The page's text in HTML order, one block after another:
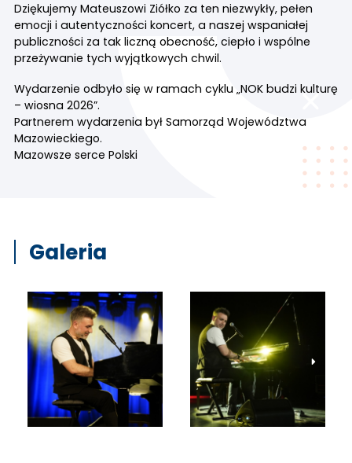
Dziękujemy Mateuszowi Ziółko za ten niezwykły, pełen
emocji i autentyczności koncert, a naszej wspaniałej
publiczności za tak liczną obecność, ciepło i wspólne
przeżywanie tych wyjątkowych chwil.
Wydarzenie odbyło się w ramach cyklu „NOK budzi kulturę
– wiosna 2026”.
Partnerem wydarzenia był Samorząd Województwa
Mazowieckiego.
Mazowsze serce Polski
Galeria